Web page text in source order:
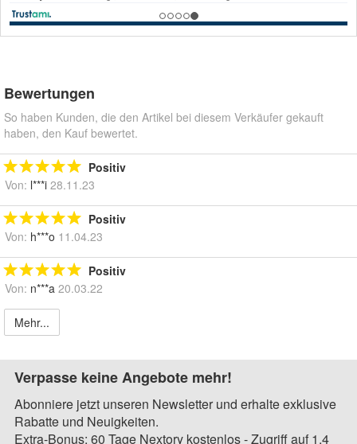
Bewertungen
So haben Kunden, die den Artikel bei diesem Verkäufer gekauft
haben, den Kauf bewertet.
Positiv
Von: l***i 28.11.23
Positiv
Von: h***o 11.04.23
Positiv
Von: n***a 20.03.22
Mehr...
Verpasse keine Angebote mehr!
Abonniere jetzt unseren Newsletter und erhalte exklusive
Rabatte und Neuigkeiten.
Extra-Bonus: 60 Tage Nextory kostenlos - Zugriff auf 1,4